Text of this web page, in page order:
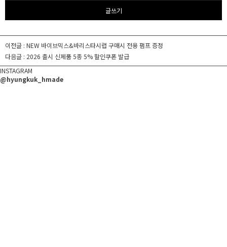
글쓰기
이전글 : NEW 바이브믹스&바리스타시럽 구매시 전용 펌프 증정
다음글 : 2026 출시 신제품 5종 5% 할인쿠폰 발급
INSTAGRAM
@hyungkuk_hmade